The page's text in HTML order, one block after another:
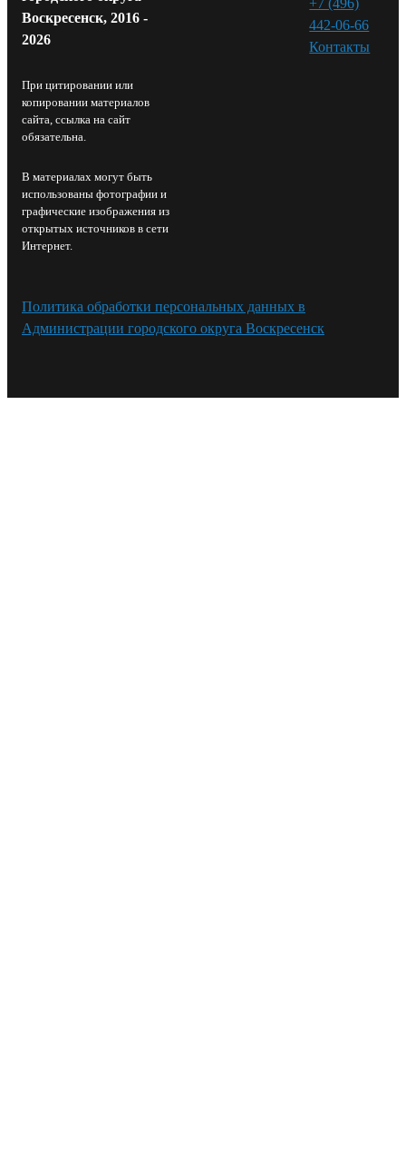
Воскресенск, 2016 -
2026
При цитировании или
копировании материалов
сайта, ссылка на сайт
обязательна.
В материалах могут быть
использованы фотографии и
графические изображения из
открытых источников в сети
Интернет.
442-06-66
Контакты⁠
Политика обработки персональных данных в
Администрации городского округа Воскресенск